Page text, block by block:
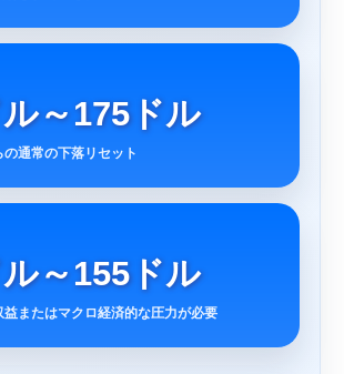
～175ドル
通常の下落リセット
～155ドル
益またはマクロ経済的な圧力が必要